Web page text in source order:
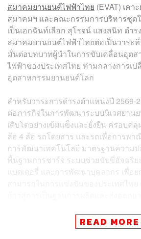
สมาคมยานยนต์ไฟฟ้าไทย (EVAT) เคา
สมาคมฯ และคณะกรรมการบริหารชุด
เป็นเอกฉันท์เลือก สุโรจน์ แสงสนิท ดำ
สมาคมยานยนต์ไฟฟ้าไทยต่อเป็นวาระ
มั่นต่อบทบาทผู้นำในการขับเคลื่อนอุตส
ไฟฟ้าของประเทศไทย ท่ามกลางการเ
อุตสาหกรรมยานยนต์โลก
สำหรับวาระการดำรงตำแหน่งปี 2569-
ต่อภารกิจในการพัฒนาระบบนิเวศยาน
เติบโตอย่างเข้มแข็งและยั่งยืน ครอบค
ล้อ 4 ล้อ รถโดยสาร และรถเพื่อการพ
การพัฒนาเทคโนโลยี มาตรฐานความป
พื้นฐานการชาร์จ ระบบช่วยขับขี่อัจฉริย
แบตเตอรี่ และการพัฒนาบุคลากร เพื่อย
ทั้งนี้ ความโดดเด่นของคณะกรรมการ
READ MORE